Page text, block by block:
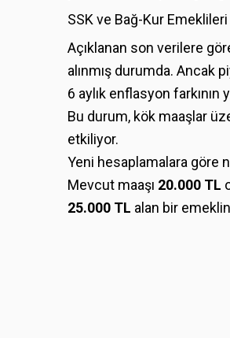
SSK ve Bağ-Kur
Açıklanan son verilere
alınmış durumda. Ancak
6 aylık enflasyon
Bu durum, kök maaşlar
etkiliyor.
Yeni hesaplamalara göre
Mevcut maaşı 20.000 TL
25.000 TL alan bir